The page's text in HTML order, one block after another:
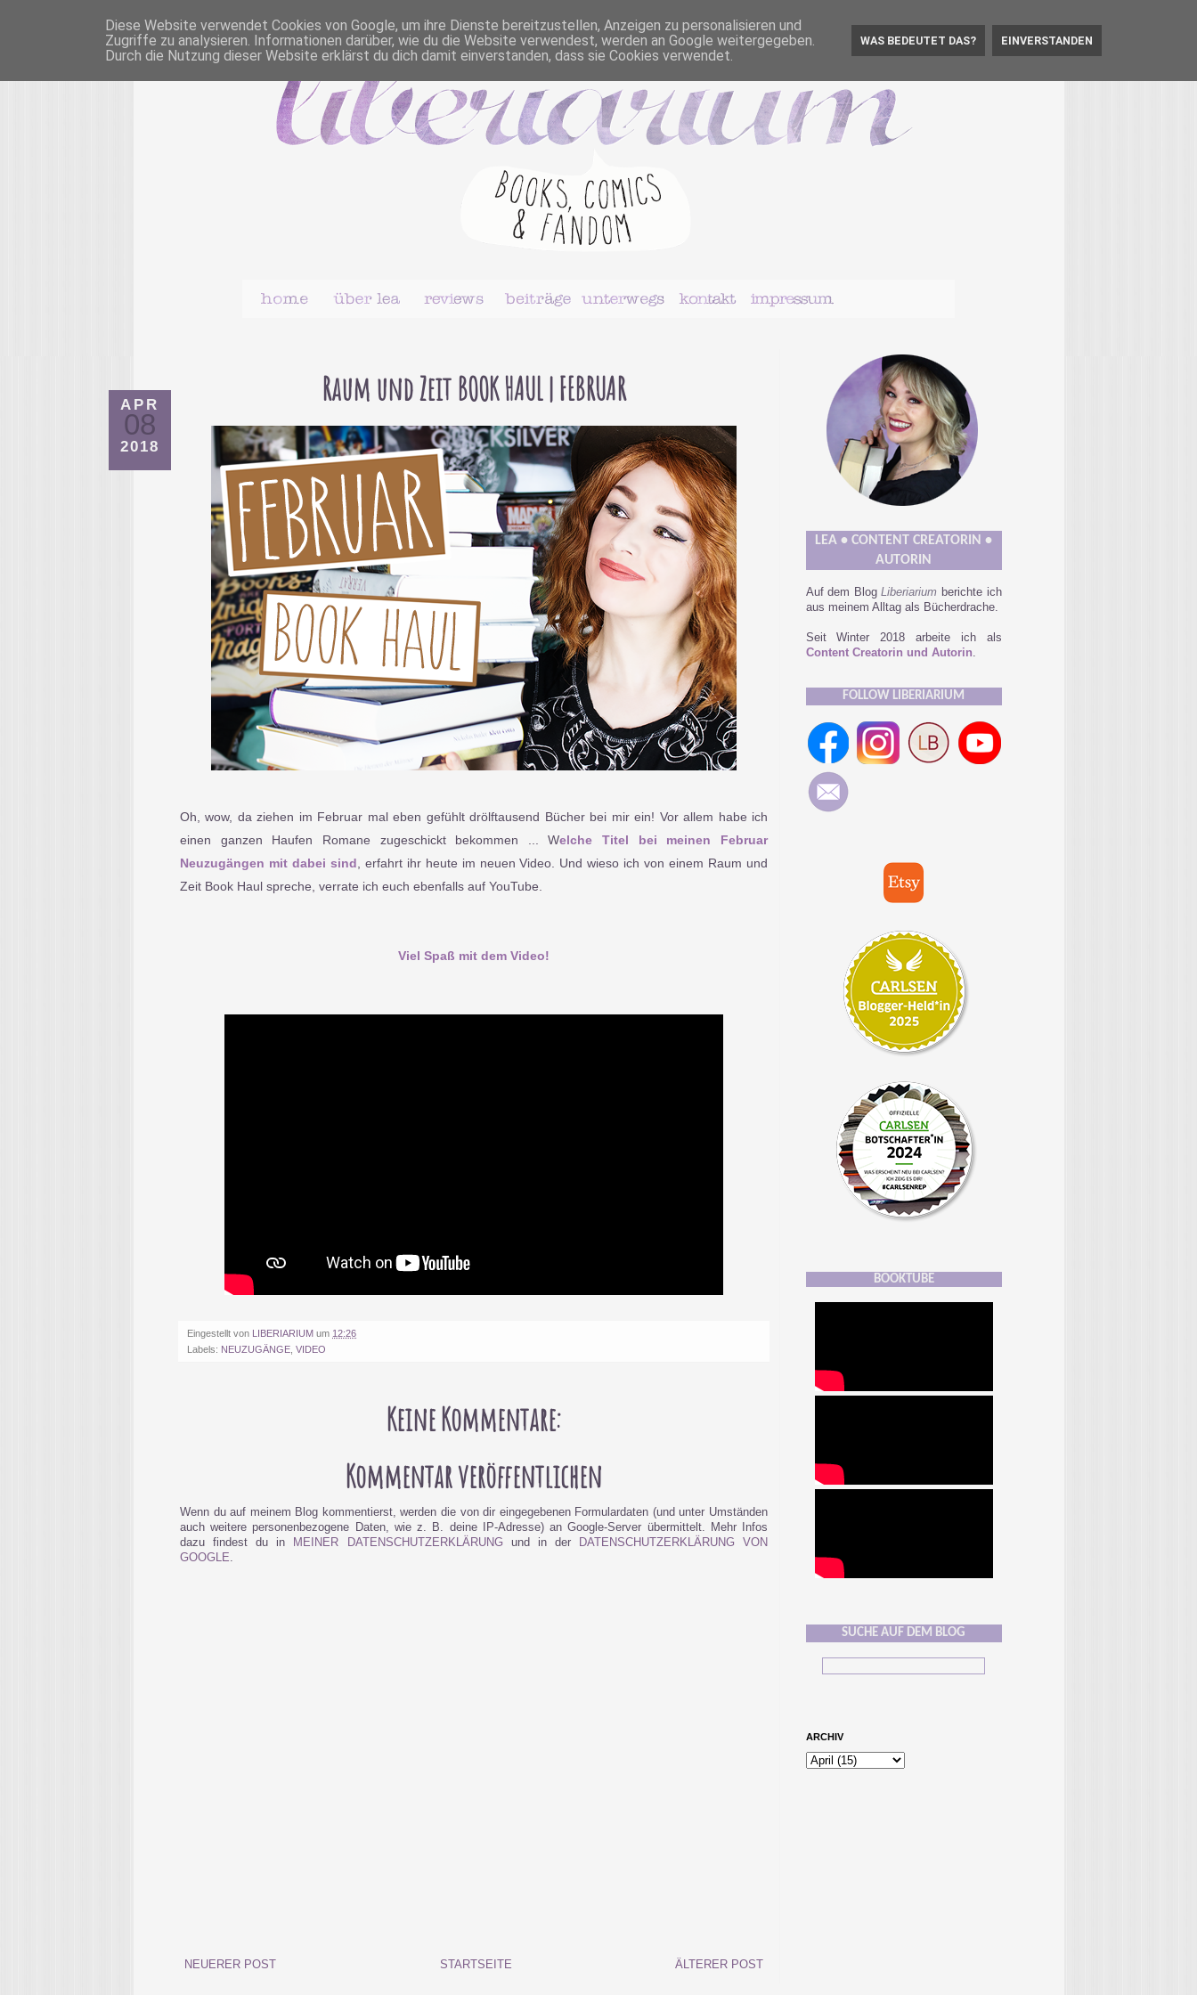
APR
08
2018
Raum und Zeit BOOK HAUL | FEBRUAR
Oh, wow, da ziehen im Februar mal eben gefühlt drölftausend Bücher bei mir ein! Vor allem habe ich
einen ganzen Haufen Romane zugeschickt bekommen ... Welche Titel bei meinen Februar
Neuzugängen mit dabei sind , erfahrt ihr heute im neuen Video. Und wieso ich von einem Raum und
Zeit Book Haul spreche, verrate ich euch ebenfalls auf YouTube.
Viel Spaß mit dem Video!
Eingestellt von LIBERIARIUM um 12:26
Labels: NEUZUGÄNGE VIDEO
Keine Kommentare:
Kommentar veröffentlichen
Wenn du auf meinem Blog kommentierst, werden die von dir eingegebenen Formulardaten (und unter Umständen
auch weitere personenbezogene Daten, wie z. B. deine IP-Adresse) an Google-Server übermittelt. Mehr Infos
dazu findest du in
MEINER DATENSCHUTZERKLÄRUNG und in der
DATENSCHUTZERKLÄRUNG VON
GOOGLE.
NEUERER POST ÄLTERER POST
STARTSEITE
LEA • CONTENT CREATORIN •
AUTORIN
Auf dem BlogLiberiarium berichte ich
aus meinem Alltag als Bücherdrache.
Seit Winter 2018 arbeite ich als
Content Creatorin und Autorin.
FOLLOW LIBERIARIUM
BOOKTUBE
SUCHE AUF DEM BLOG
ARCHIV
Diese Website verwendet Cookies von Google, um ihre Dienste bereitzustellen, Anzeigen zu personalisieren und
Zugriffe zu analysieren. Informationen darüber, wie du die Website verwendest, werden an Google weitergegeben.
Durch die Nutzung dieser Website erklärst du dich damit einverstanden, dass sie Cookies verwendet.
WAS BEDEUTET DAS? EINVERSTANDEN